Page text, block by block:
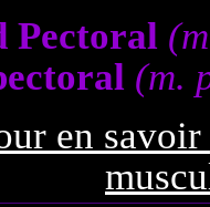
Pectoral
(m.
en